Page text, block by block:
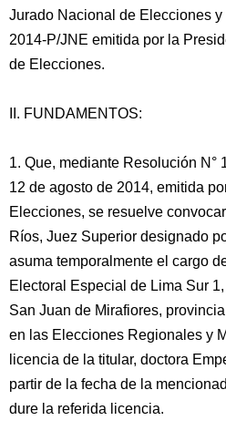
Jurado Nacional de Elecciones
2014-P/JNE emitida por la
de Elecciones.
II. FUNDAMENTOS:
1. Que, mediante Resolución N°
12 de agosto de 2014, emitida
Elecciones, se resuelve
Ríos, Juez Superior designado
asuma temporalmente el cargo
Electoral Especial de Lima Sur
San Juan de Mirafiores,
en las Elecciones Regionales y
licencia de la titular, doctora
partir de la fecha de la
dure la referida licencia.